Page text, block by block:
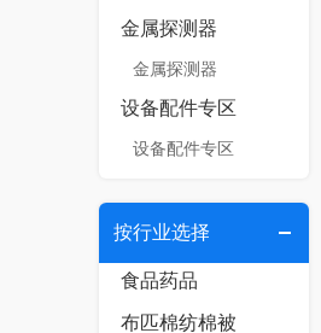
金属探测器
金属探测器
设备配件专区
设备配件专区
按行业选择
食品药品
布匹棉纺棉被